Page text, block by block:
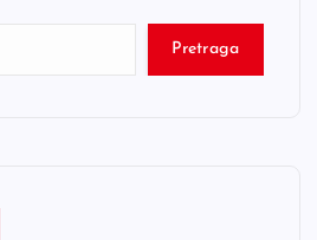
Pretraga